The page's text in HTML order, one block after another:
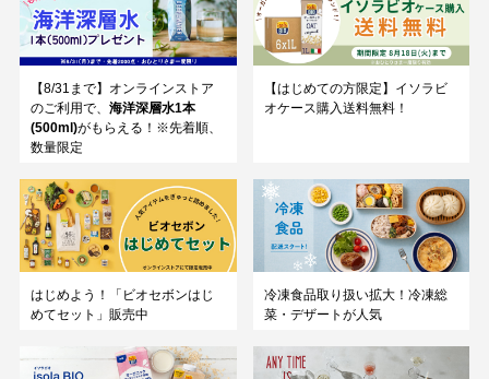
【8/31まで】オンラインストア
のご利用で、 海洋深層水1本
(500ml)がもらえる！※先着順、
数量限定
【はじめての方限定】イソラビ
オケース購入送料無料！
はじめよう！「ビオセボンはじ
めてセット」販売中
冷凍食品取り扱い拡大！冷凍総
菜・デザートが人気